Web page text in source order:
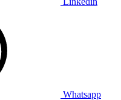
Whatsapp